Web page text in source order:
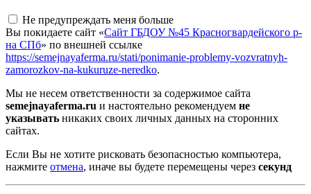
Не предупреждать меня больше
Вы покидаете сайт «Сайт ГБДОУ №45 Красногвардейского р-
на СПб» по внешней ссылке
https://semejnayaferma.ru/stati/ponimanie-problemy-vozvratnyh-
zamorozkov-na-kukuruze-neredko.
Мы не несем ответственности за содержимое сайта
semejnayaferma.ru и настоятельно рекомендуем не
указывать никаких своих личных данных на сторонних
сайтах.
Если Вы не хотите рисковать безопасностью компьютера,
нажмите отмена, иначе вы будете перемещены через секунд